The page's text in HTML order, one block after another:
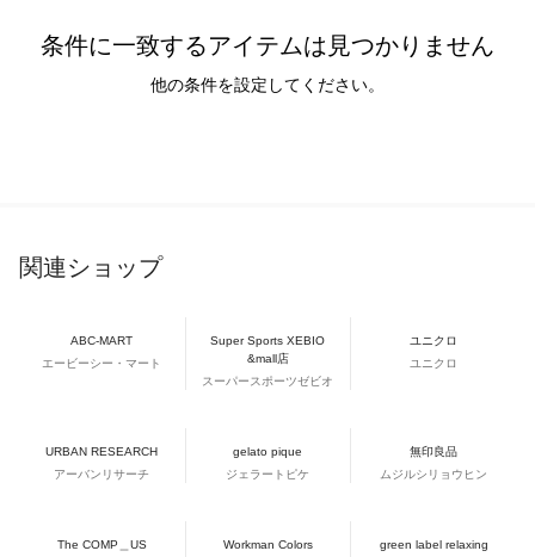
条件に一致するアイテムは見つかりません
他の条件を設定してください。
関連ショップ
ABC-MART
エービーシー・マート
Super Sports XEBIO
&mall店
スーパースポーツゼビオ
ユニクロ
ユニクロ
URBAN RESEARCH
アーバンリサーチ
gelato pique
ジェラートピケ
無印良品
ムジルシリョウヒン
The COMP＿US
Workman Colors
green label relaxing